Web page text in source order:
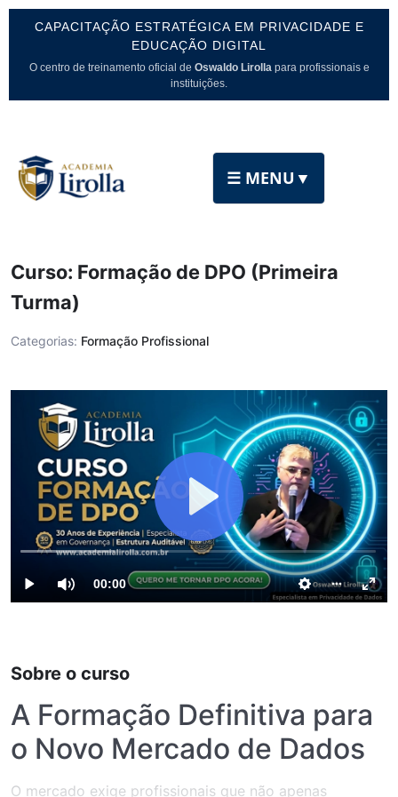
CAPACITAÇÃO ESTRATÉGICA EM PRIVACIDADE E
EDUCAÇÃO DIGITAL
O centro de treinamento oficial de Oswaldo Lirollapara profissionais e
instituições.
☰ MENU ▼
Curso: Formação de DPO (Primeira
Turma)
Categorias: Formação Profissional
Sobre o curso
A Formação Definitiva para
o Novo Mercado de Dados
O mercado exige profissionais que não apenas